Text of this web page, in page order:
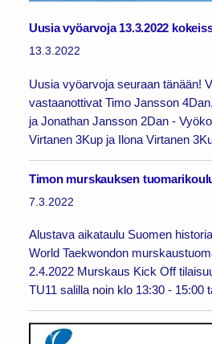
Uusia vyöarvoja 13.3.2022
13.3.2022
Uusia vyöarvoja seuraan tänään!
vastaanottivat Timo Jansson
ja Jonathan Jansson 2Dan -
Virtanen 3Kup ja Ilona Virtanen
Timon murskauksen
7.3.2022
Alustava aikataulu Suomen
World Taekwondon
2.4.2022 Murskaus Kick Off
TU11 salilla noin klo 13:30 - 15:00